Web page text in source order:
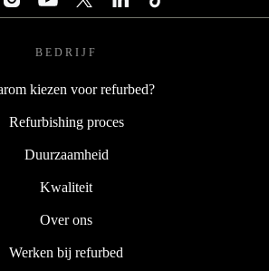
BEDRIJF
kiezen voor refurbed?
Refurbishing proces
Duurzaamheid
Kwaliteit
Over ons
Werken bij refurbed